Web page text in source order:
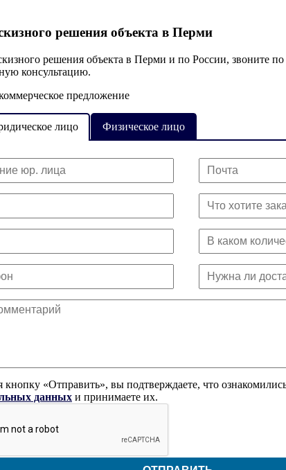
решения объекта в Перми
решения объекта в Перми и по России, звоните по
консультацию.
предложение
лицо Физическое лицо
«Отправить», вы подтверждаете, что
данных и принимаете их.